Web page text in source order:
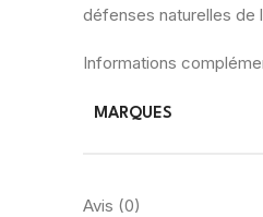
défenses naturelles de
Informations
MARQUES
Avis (0)